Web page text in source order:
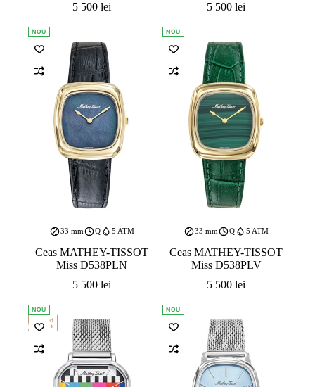
5 500lei
5 500lei
NOU
33 mm Q 5 ATM
Ceas MATHEY-TISSOT
Miss D538PLN
5 500lei
NOU
33 mm Q 5 ATM
Ceas MATHEY-TISSOT
Miss D538PLV
5 500lei
NOU
Limited
Edition
NOU